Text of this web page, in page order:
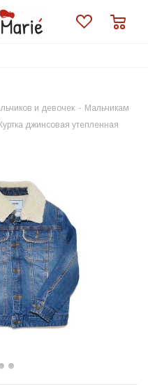
и девочек - Мальчикам
Куртка джинсовая утепленная